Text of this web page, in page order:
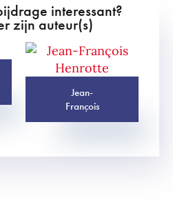
interessant?
zijn auteur(s)
Jean-
François